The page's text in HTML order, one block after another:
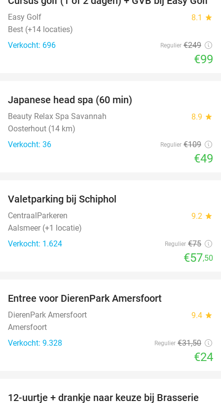
60%
Easy Golf 8.1 star
Best (+14 locaties)
Verkocht: 696
Regulier €249
€99
Japanese head spa (60 min)
Beauty Relax Spa Savannah 8.9 star
Oosterhout (14 km)
Verkocht: 36
Regulier €109
€49
Valetparking bij Schiphol
CentraalParkeren 9.2 star
Aalsmeer (+1 locatie)
Verkocht: 1.624
Regulier €75
€57,50
Entree voor DierenPark Amersfoort
DierenPark Amersfoort 9.4 star
Amersfoort
Verkocht: 9.328
Regulier €31,50
€24
12-uurtje + drankje naar keuze bij Brasserie